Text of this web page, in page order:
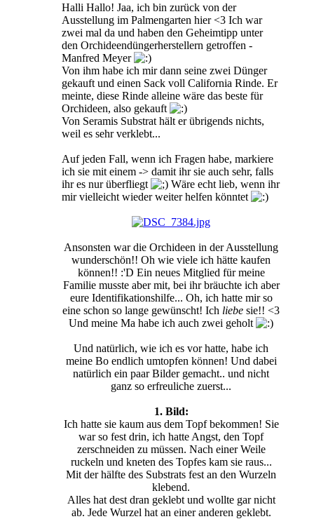
Halli Hallo! Jaa, ich bin zurück von der
Ausstellung im Palmengarten hier <3 Ich war
zwei mal da und haben den Geheimtipp unter
den Orchideendüngerherstellern getroffen -
Manfred Meyer
Von ihm habe ich mir dann seine zwei Dünger
gekauft und einen Sack voll California Rinde. Er
meinte, diese Rinde alleine wäre das beste für
Orchideen, also gekauft
Von Seramis Substrat hält er übrigends nichts,
weil es sehr verklebt...
Auf jeden Fall, wenn ich Fragen habe, markiere
ich sie mit einem -> damit ihr sie auch sehr, falls
ihr es nur überfliegt
Wäre echt lieb, wenn ihr
mir vielleicht wieder weiter helfen könntet
Ansonsten war die Orchideen in der Ausstellung
wunderschön!! Oh wie viele ich hätte kaufen
können!! :'D Ein neues Mitglied für meine
Familie musste aber mit, bei ihr bräuchte ich aber
eure Identifikationshilfe... Oh, ich hatte mir so
eine schon so lange gewünscht! Ich liebe sie!! <3
Und meine Ma habe ich auch zwei geholt
Und natürlich, wie ich es vor hatte, habe ich
meine Bo endlich umtopfen können! Und dabei
natürlich ein paar Bilder gemacht.. und nicht
ganz so erfreuliche zuerst...
1. Bild:
Ich hatte sie kaum aus dem Topf bekommen! Sie
war so fest drin, ich hatte Angst, den Topf
zerschneiden zu müssen. Nach einer Weile
ruckeln und kneten des Topfes kam sie raus...
Mit der hälfte des Substrats fest an den Wurzeln
klebend.
Alles hat dest dran geklebt und wollte gar nicht
ab. Jede Wurzel hat an einer anderen geklebt.